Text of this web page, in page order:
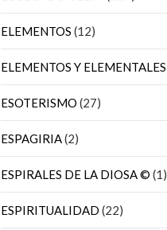
ELEMENTOS (12)
ELEMENTOS Y ELEMENTALES
ESOTERISMO (27)
ESPAGIRIA(2)
ESPIRALES DE LA DIOSA © (1)
ESPIRITUALIDAD (22)